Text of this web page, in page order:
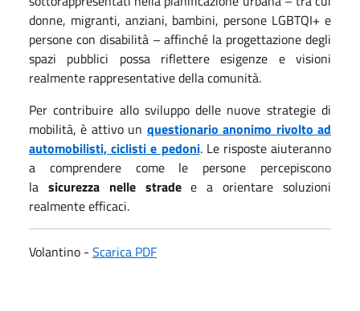
donne, migranti, anziani, bambini, persone LGBTQI+ e
persone con disabilità – affinché la progettazione degli
spazi pubblici possa riflettere esigenze e visioni
realmente rappresentative della comunità.
Per contribuire allo sviluppo delle nuove strategie di
mobilità, è attivo un questionario anonimo rivolto ad
automobilisti, ciclisti e pedoni. Le risposte aiuteranno
a comprendere come le persone percepiscono
la sicurezza nelle stradee a orientare soluzioni
realmente efficaci.
Volantino - Scarica PDF